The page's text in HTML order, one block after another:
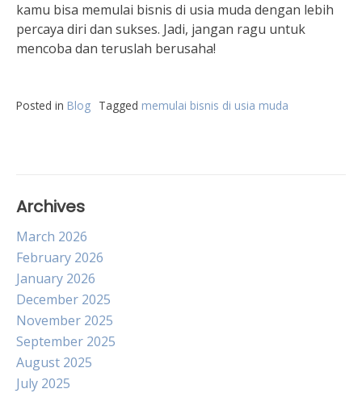
kamu bisa memulai bisnis di usia muda dengan lebih
percaya diri dan sukses. Jadi, jangan ragu untuk
mencoba dan teruslah berusaha!
Posted in Blog Tagged memulai bisnis di usia muda
Archives
March 2026
February 2026
January 2026
December 2025
November 2025
September 2025
August 2025
July 2025